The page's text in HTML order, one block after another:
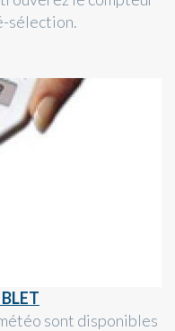
sélection.
sont disponibles